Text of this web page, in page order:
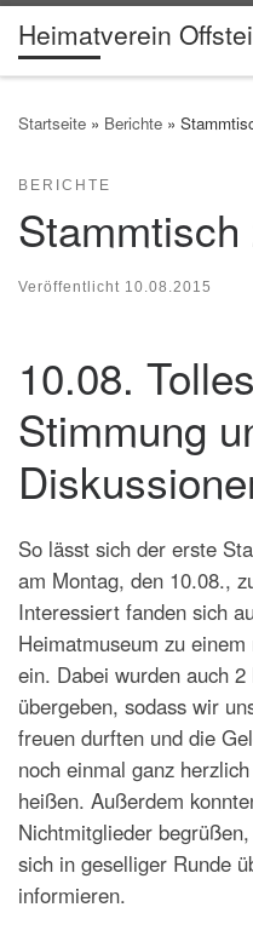
Zum Inhalt springen
Heimatverein
Startseite » Berichte »
BERICHTE
Stammtisch
Veröffentlicht 10.08.2015
10.08.
Stimmung
So lässt sich der erste
am Montag, den 10.08.,
Interessiert fanden sich
Heimatmuseum zu
ein. Dabei wurden auch
übergeben, sodass wir
freuen durften und die
noch einmal ganz
heißen. Außerdem
Nichtmitglieder
sich in geselliger Runde
informieren.